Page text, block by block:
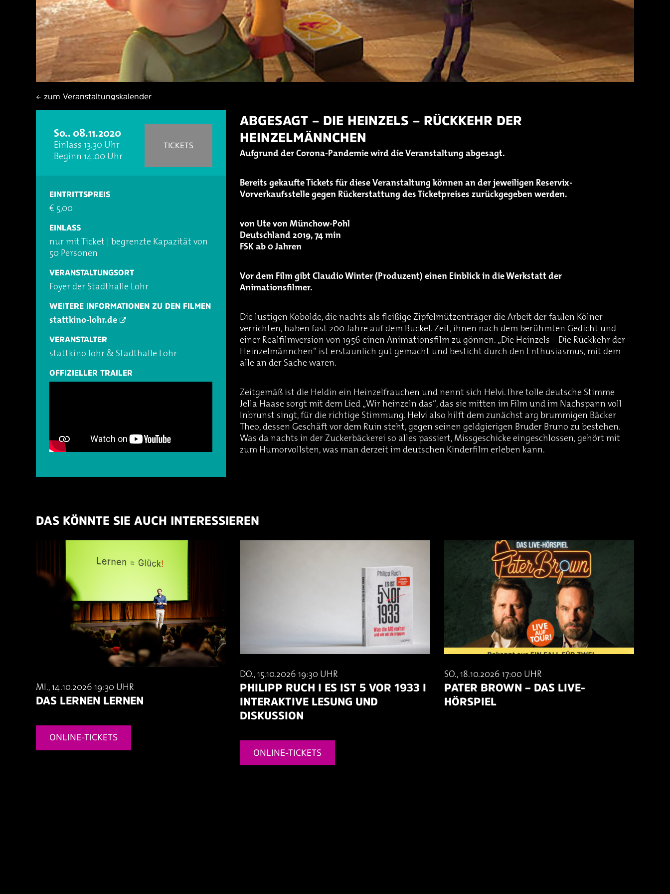
← zum Veranstaltungskalender
So.. 08.11.2020
Einlass 13.30 Uhr
Beginn 14.00 Uhr
TICKETS
EINTRITTSPREIS
€ 5,00
EINLASS
nur mit Ticket | begrenzte Kapazität von
50 Personen
VERANSTALTUNGSORT
Foyer der Stadthalle Lohr
WEITERE INFORMATIONEN ZU DEN FILMEN
stattkino-lohr.de
VERANSTALTER
stattkino lohr & Stadthalle Lohr
OFFIZIELLER TRAILER
ABGESAGT – DIE HEINZELS – RÜCKKEHR DER
HEINZELMÄNNCHEN
Aufgrund der Corona-Pandemie wird die Veranstaltung abgesagt.
Bereits gekaufte Tickets für diese Veranstaltung können an der jeweiligen Reservix-
Vorverkaufsstelle gegen Rückerstattung des Ticketpreises zurückgegeben werden.
von Ute von Münchow-Pohl
Deutschland 2019, 74 min
FSK ab 0 Jahren
Vor dem Film gibt Claudio Winter (Produzent) einen Einblick in die Werkstatt der
Animationsfilmer.
Die lustigen Kobolde, die nachts als fleißige Zipfelmützenträger die Arbeit der faulen Kölner
verrichten, haben fast 200 Jahre auf dem Buckel. Zeit, ihnen nach dem berühmten Gedicht und
einer Realfilmversion von 1956 einen Animationsfilm zu gönnen. „Die Heinzels – Die Rückkehr der
Heinzelmännchen“ ist erstaunlich gut gemacht und besticht durch den Enthusiasmus, mit dem
alle an der Sache waren.
Zeitgemäß ist die Heldin ein Heinzelfrauchen und nennt sich Helvi. Ihre tolle deutsche Stimme
Jella Haase sorgt mit dem Lied „Wir heinzeln das“, das sie mitten im Film und im Nachspann voll
Inbrunst singt, für die richtige Stimmung. Helvi also hilft dem zunächst arg brummigen Bäcker
Theo, dessen Geschäft vor dem Ruin steht, gegen seinen geldgierigen Bruder Bruno zu bestehen.
Was da nachts in der Zuckerbäckerei so alles passiert, Missgeschicke eingeschlossen, gehört mit
zum Humorvollsten, was man derzeit im deutschen Kinderfilm erleben kann.
DAS KÖNNTE SIE AUCH INTERESSIEREN
MI., 14.10.2026 19:30 UHR
DAS LERNEN LERNEN
ONLINE-TICKETS
DO., 15.10.2026 19:30 UHR
PHILIPP RUCH I ES IST 5 VOR 1933 I
INTERAKTIVE LESUNG UND
DISKUSSION
ONLINE-TICKETS
SO., 18.10.2026 17:00 UHR
PATER BROWN – DAS LIVE-
HÖRSPIEL